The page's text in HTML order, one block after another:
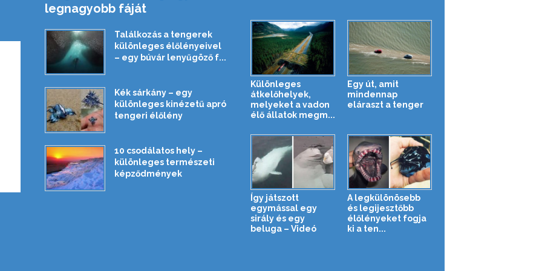
legnagyobb fáját
Találkozás a tengerek
különleges élőlényeivel
– egy búvár lenyűgöző f...
Kék sárkány – egy
különleges kinézetű apró
tengeri élőlény
10 csodálatos hely –
különleges természeti
képződmények
Különleges
átkelőhelyek,
melyeket a vadon
élő állatok megm...
Egy út, amit
mindennap
eláraszt a tenger
Így játszott
egymással egy
sirály és egy
beluga – Videó
A legkülönösebb
és legijesztőbb
élőlényeket fogja
ki a ten...